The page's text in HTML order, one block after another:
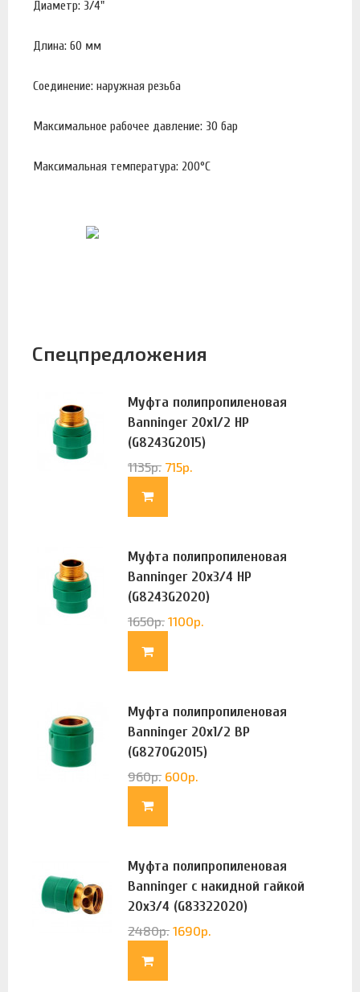
Диаметр: 3/4"
Длина: 60 мм
Соединение: наружная резьба
Максимальное рабочее давление: 30 бар
Максимальная температура: 200°С
Спецпредложения
Муфта полипропиленовая
Banninger 20х1/2 НР
(G8243G2015)
1135р. 715р.
Муфта полипропиленовая
Banninger 20х3/4 НР
(G8243G2020)
1650р. 1100р.
Муфта полипропиленовая
Banninger 20х1/2 ВР
(G8270G2015)
960р. 600р.
Муфта полипропиленовая
Banninger с накидной гайкой
20х3/4 (G83322020)
2480р. 1690р.